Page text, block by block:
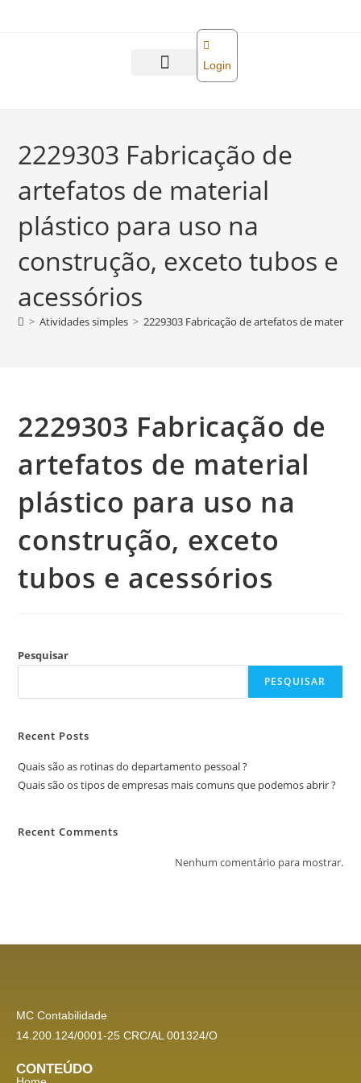
Login
2229303 Fabricação de
artefatos de material
plástico para uso na
construção, exceto tubos e
acessórios
> Atividades simples > 2229303 Fabricação de artefatos de
2229303 Fabricação de
artefatos de material
plástico para uso na
construção, exceto
tubos e acessórios
Pesquisar
PESQUISAR
Recent Posts
Quais são as rotinas do departamento pessoal ?
Quais são os tipos de empresas mais comuns que podemos abrir ?
Recent Comments
Nenhum comentário para mostrar.
MC Contabilidade
14.200.124/0001-25 CRC/AL 001324/O
CONTEÚDO